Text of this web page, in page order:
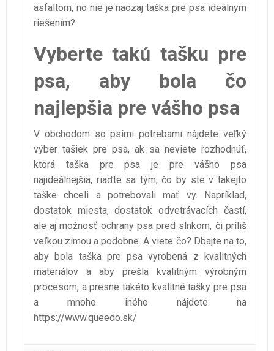
asfaltom, no nie je naozaj taška pre psa ideálnym
riešením?
Vyberte takú tašku pre
psa, aby bola čo
najlepšia pre vášho psa
V obchodom so psími potrebami nájdete veľký
výber tašiek pre psa, ak sa neviete rozhodnúť,
ktorá taška pre psa je pre vášho psa
najideálnejšia, riaďte sa tým, čo by ste v takejto
taške chceli a potrebovali mať vy. Napríklad,
dostatok miesta, dostatok odvetrávacích častí,
ale aj možnosť ochrany psa pred slnkom, či príliš
veľkou zimou a podobne. A viete čo? Dbajte na to,
aby bola taška pre psa vyrobená z kvalitných
materiálov a aby prešla kvalitným výrobným
procesom, a presne takéto kvalitné tašky pre psa
a mnoho iného nájdete na
https://www.queedo.sk/